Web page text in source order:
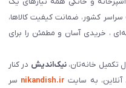
کشور، ضمانت کیفیت کالاها،
، خریدی آسان و مطمئن را برای
تکمیل خانه‌تان،نیک‌اندیش در کنار
به سایت nikandish.ir سر